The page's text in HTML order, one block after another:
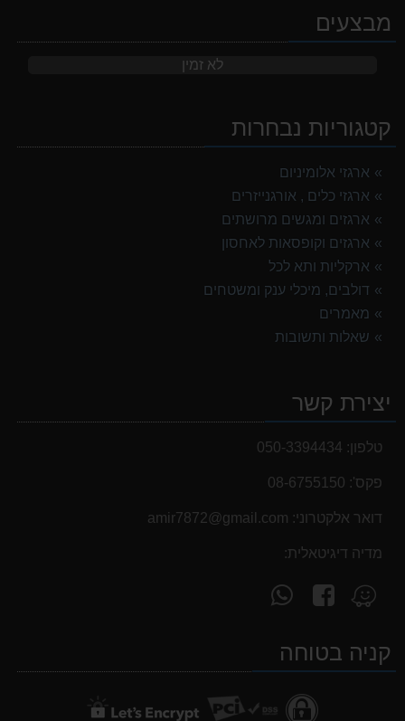
מבצעים
לא זמין
קטגוריות נבחרות
ארגזי אלומיניום
ארגזי כלים , אורגנייזרים
ארגזים ומגשים מרושתים
ארגזים וקופסאות לאחסון
ארקליות ותא לכל
דולבים, מיכלי ענק ומשטחים
מאמרים
שאלות ותשובות
יצירת קשר
טלפון: 050-3394434
פקס': 08-6755150
דואר אלקטרוני: ‫amir7872@gmail.com‬
מדיה דיגיטאלית:
מצא
אותנו
Waze
עקוב
אחרינו
facebookקניה בטוחה